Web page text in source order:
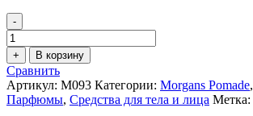
-
Количество
товара
Лосьон
для
тела
Morgans
+ В корзину
Сравнить
Артикул: M093 Категории: Morgans Pomade,
Парфюмы, Средства для тела и лица Метка: